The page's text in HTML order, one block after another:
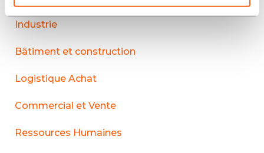
Industrie
Bâtiment et construction
Logistique Achat
Commercial et Vente
Ressources Humaines